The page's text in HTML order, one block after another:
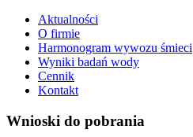
Aktualności
O firmie
Harmonogram wywozu śmieci
Wyniki badań wody
Cennik
Kontakt
Wnioski do pobrania